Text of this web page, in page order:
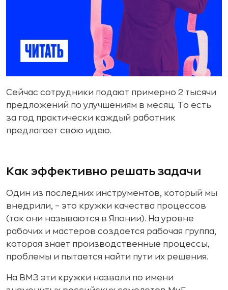
Сейчас сотрудники подают примерно 2 тысячи
предложений по улучшениям в месяц. То есть
за год практически каждый работник
предлагает свою идею.
Как эффективно решать задачи
Один из последних инструментов, который мы
внедрили, – это кружки качества процессов
(так они называются в Японии). На уровне
рабочих и мастеров создается рабочая группа,
которая знает производственные процессы,
проблемы и пытается найти пути их решения.
На ВМЗ эти кружки назвали по имени